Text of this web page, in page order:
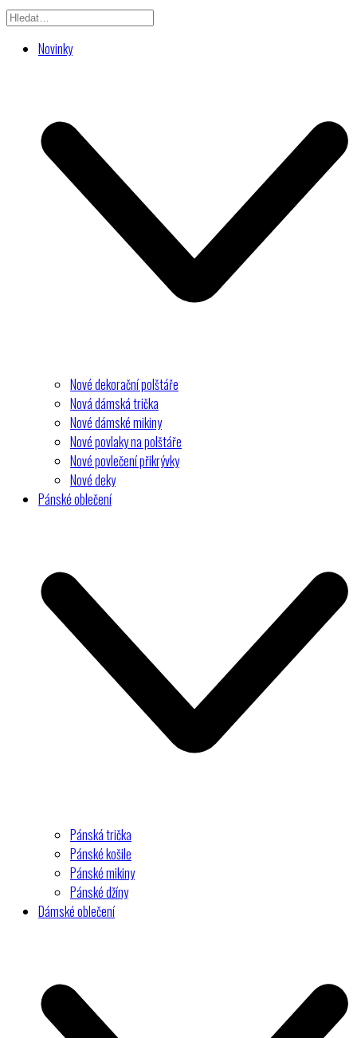
Novinky
Nové dekorační polštáře
Nová dámská trička
Nové dámské mikiny
Nové povlaky na polštáře
Nové povlečení přikrývky
Nové deky
Pánské oblečení
Pánská trička
Pánské košile
Pánské mikiny
Pánské džíny
Dámské oblečení